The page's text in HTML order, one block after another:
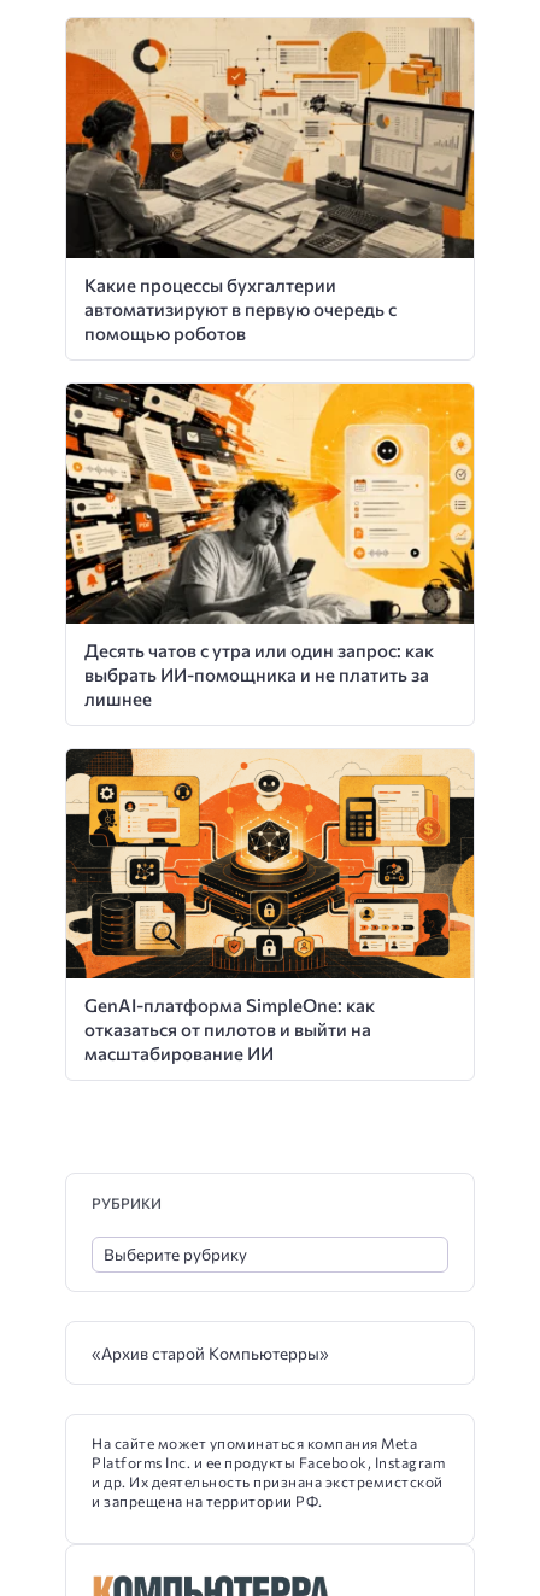
Какие процессы бухгалтерии
автоматизируют в первую очередь с
помощью роботов
Десять чатов с утра или один запрос: как
выбрать ИИ-помощника и не платить за
лишнее
GenAI-платформа SimpleOne: как
отказаться от пилотов и выйти на
масштабирование ИИ
РУБРИКИ
«Архив старой Компьютерры»
На сайте может упоминаться компания Meta
Platforms Inc. и ее продукты Facebook, Instagram
и др. Их деятельность признана экстремистской
и запрещена на территории РФ.